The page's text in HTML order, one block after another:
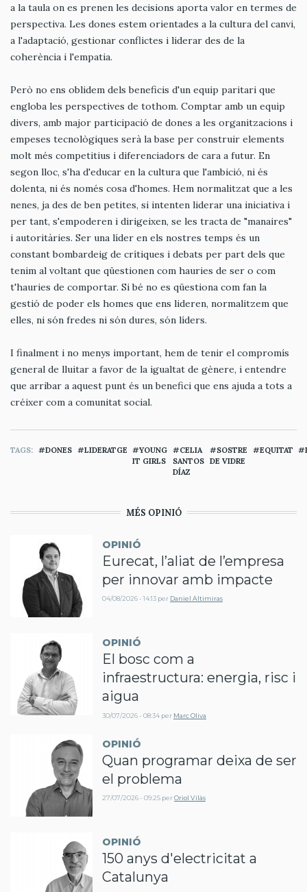
a la taula on es prenen les decisions aporta valor en termes de
perspectiva. Les dones estem orientades a la cultura del canvi,
a l'adaptació, gestionar conflictes i liderar des de la
coherència i l'empatia.
Però no ens oblidem dels beneficis d'un equip paritari que
engloba les perspectives de tothom. Comptar amb un equip
divers, amb major participació de dones a les organitzacions i
empeses tecnològiques serà la base per construir elements
molt més competitius i diferenciadors de cara a futur. En
segon lloc, s'ha d'educar en la cultura que l'ambició, ni és
dolenta, ni és només cosa d'homes. Hem normalitzat que a les
nenes, ja des de ben petites, si intenten liderar una iniciativa i
per tant, s'empoderen i dirigeixen, se les tracta de "manaires"
i autoritàries. Ser una líder en els nostres temps és un
constant bombardeig de crítiques i debats per part dels que
tenim al voltant que qüestionen com hauries de ser o com
t'hauries de comportar. Si bé no es qüestiona com fan la
gestió de poder els homes que ens lideren, normalitzem que
elles, ni són fredes ni són dures, són líders.
I finalment i no menys important, hem de tenir el compromís
general de lluitar a favor de la igualtat de gènere, i entendre
que arribar a aquest punt és un benefici que ens ajuda a tots a
créixer com a comunitat social.
TAGS DONES LIDERATGE
YOUNG
IT GIRLS
CELIA
SANTOS
DÍAZ
SOSTRE
DE VIDRE
EQUITAT
MÉS OPINIÓ
OPINIÓ
Eurecat, l’aliat de l’empresa
per innovar amb impacte
04/08/2026 - 14:13 per Daniel Altimiras
OPINIÓ
El bosc com a
infraestructura: energia, risc i
aigua
30/07/2026 - 08:34 per Marc Oliva
OPINIÓ
Quan programar deixa de ser
el problema
27/07/2026 - 09:25 perOriol Vilàs
OPINIÓ
150 anys d'electricitat a
Catalunya